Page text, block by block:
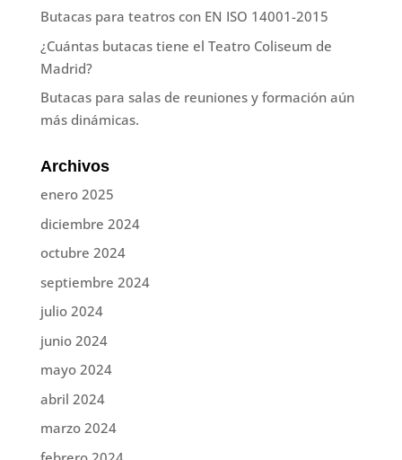
Butacas para teatros con EN ISO 14001-2015
¿Cuántas butacas tiene el Teatro Coliseum de
Madrid?
Butacas para salas de reuniones y formación aún
más dinámicas.
Archivos
enero 2025
diciembre 2024
octubre 2024
septiembre 2024
julio 2024
junio 2024
mayo 2024
abril 2024
marzo 2024